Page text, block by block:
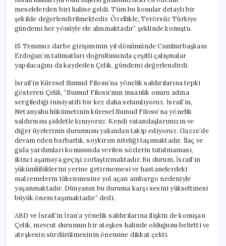
meselelerden biri haline geldi. Tüm bu konular detaylı bir
şekilde değerlendirilmektedir. Özellikle, Terörsüz Türkiye
gündemi her yönüyle ele alınmaktadır” şeklinde konuştu.
15 Temmuz darbe girişiminin yıl dönümünde Cumhurbaşkanı
Erdoğan’ın talimatları doğrultusunda çeşitli çalışmalar
yapılacağını da kaydeden Çelik, gündemi değerlendirdi.
İsrail’in Küresel Sumud Filosu’na yönelik saldırılarına tepki
gösteren Çelik, “Sumud Filosu’nun insanlık onuru adına
sergilediği inisiyatifi bir kez daha selamlıyoruz. İsrail’in,
Netanyahu hükümetinin küresel Sumud Filosu’na yönelik
saldırısını şiddetle kınıyoruz. Kendi vatandaşlarımızın ve
diğer üyelerinin durumunu yakından takip ediyoruz. Gazze’de
devam eden barbarlık, soykırım niteliği taşımaktadır. İlaç ve
gıda yardımları konusunda verilen sözlerin tutulmaması,
ikinci aşamaya geçişi zorlaştırmaktadır. Bu durum, İsrail’in
yükümlülüklerini yerine getirmemesi ve hastanelerdeki
malzemelerin tükenmesine yol açan ambargo nedeniyle
yaşanmaktadır. Dünyanın bu duruma karşı sesini yükseltmesi
büyük önem taşımaktadır” dedi.
ABD ve İsrail’in İran’a yönelik saldırılarına ilişkin de konuşan
Çelik, mevcut durumun bir ateşkes halinde olduğunu belirtti ve
ateşkesin sürdürülmesinin önemine dikkat çekti.